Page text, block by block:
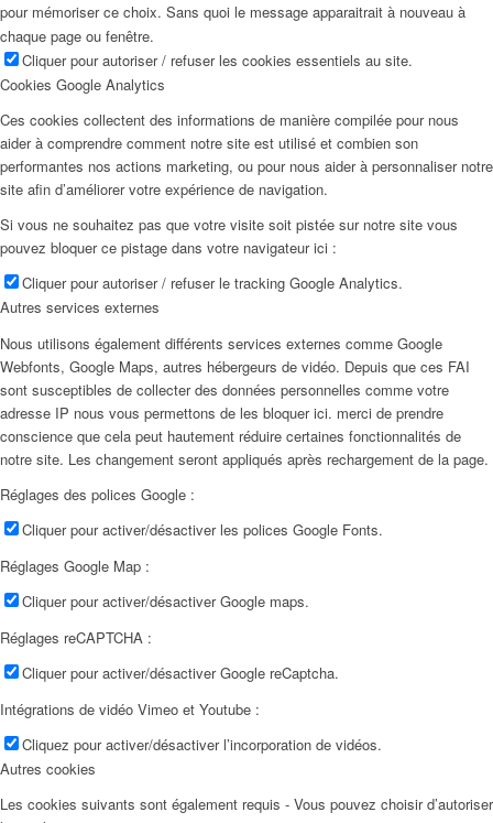
pour mémoriser ce choix. Sans quoi le message apparaitrait à nouveau à
chaque page ou fenêtre.
Cliquer pour autoriser / refuser les cookies essentiels au site.
Cookies Google Analytics
Ces cookies collectent des informations de manière compilée pour nous
aider à comprendre comment notre site est utilisé et combien son
performantes nos actions marketing, ou pour nous aider à personnaliser notre
site afin d’améliorer votre expérience de navigation.
Si vous ne souhaitez pas que votre visite soit pistée sur notre site vous
pouvez bloquer ce pistage dans votre navigateur ici :
Cliquer pour autoriser / refuser le tracking Google Analytics.
Autres services externes
Nous utilisons également différents services externes comme Google
Webfonts, Google Maps, autres hébergeurs de vidéo. Depuis que ces FAI
sont susceptibles de collecter des données personnelles comme votre
adresse IP nous vous permettons de les bloquer ici. merci de prendre
conscience que cela peut hautement réduire certaines fonctionnalités de
notre site. Les changement seront appliqués après rechargement de la page.
Réglages des polices Google :
Cliquer pour activer/désactiver les polices Google Fonts.
Réglages Google Map :
Cliquer pour activer/désactiver Google maps.
Réglages reCAPTCHA :
Cliquer pour activer/désactiver Google reCaptcha.
Intégrations de vidéo Vimeo et Youtube :
Cliquez pour activer/désactiver l’incorporation de vidéos.
Autres cookies
Les cookies suivants sont également requis - Vous pouvez choisir d’autoriser